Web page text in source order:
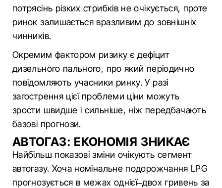
потрясінь різких стрибків не очікується, проте
ринок залишається вразливим до зовнішніх
чинників.
Окремим фактором ризику є дефіцит
дизельного пального, про який періодично
повідомляють учасники ринку. У разі
загострення цієї проблеми ціни можуть
зрости швидше і сильніше, ніж передбачають
базові прогнози.
АВТОГАЗ: ЕКОНОМІЯ ЗНИКАЄ
Найбільш показові зміни очікують сегмент
автогазу. Хоча номінальне подорожчання LPG
прогнозується в межах однієї–двох гривень за